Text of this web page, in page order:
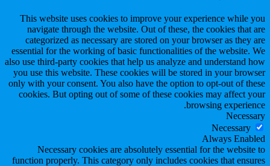
This website uses cookies to improve your experience while you
navigate through the website. Out of these, the cookies that are
categorized as necessary are stored on your browser as they are
essential for the working of basic functionalities of the website. We
also use third-party cookies that help us analyze and understand how
you use this website. These cookies will be stored in your browser
only with your consent. You also have the option to opt-out of these
cookies. But opting out of some of these cookies may affect your
browsing experience.
Necessary
Necessary
Always Enabled
Necessary cookies are absolutely essential for the website to
function properly. This category only includes cookies that ensures